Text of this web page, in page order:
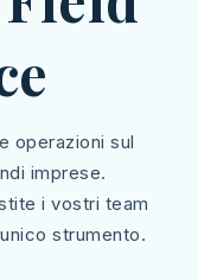
operazioni sul
imprese.
i vostri team
strumento.